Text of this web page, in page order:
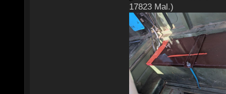
17823 Mal.)